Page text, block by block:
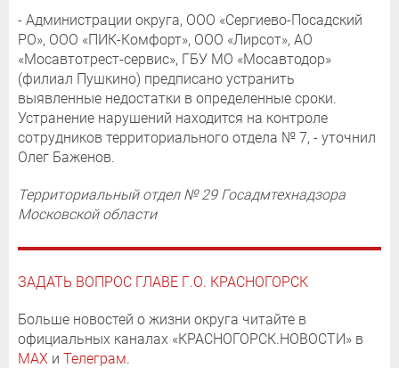
- Администрации округа, ООО «Сергиево-Посадский
РО», ООО «ПИК-Комфорт», ООО «Лирсот», АО
«Мосавтотрест-сервис», ГБУ МО «Мосавтодор»
(филиал Пушкино) предписано устранить
выявленные недостатки в определенные сроки.
Устранение нарушений находится на контроле
сотрудников территориального отдела № 7, - уточнил
Олег Баженов.
Территориальный отдел № 29 Госадмтехнадзора
Московской области
ЗАДАТЬ ВОПРОС ГЛАВЕ Г.О. КРАСНОГОРСК
Больше новостей о жизни округа читайте в
официальных каналах «КРАСНОГОРСК.НОВОСТИ» в
MAX и Телеграм.